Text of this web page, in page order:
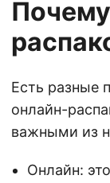
Есть разные
онлайн-
важными из
Онлайн: